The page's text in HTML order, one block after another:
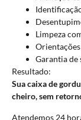
Limpeza
Garantia de
Resultado:
Sua caixa de
cheiro, sem
Atendemos 24